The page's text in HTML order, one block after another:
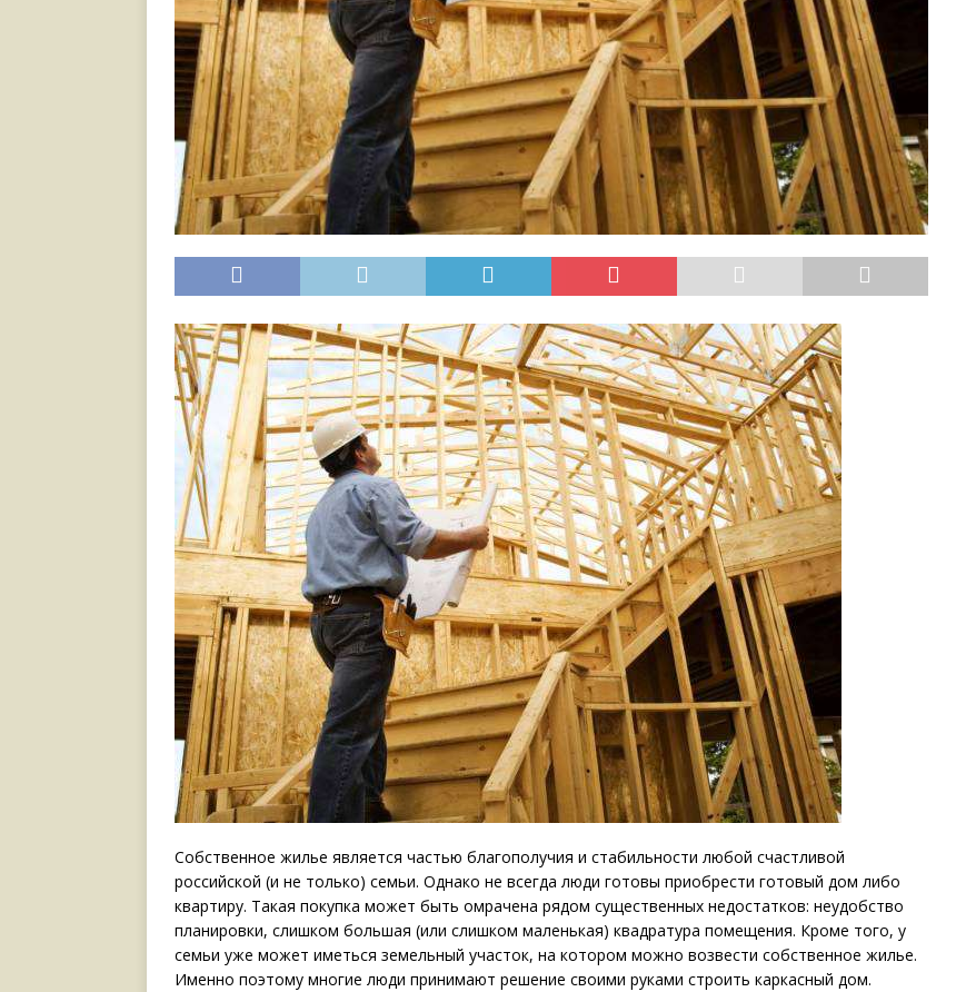
Собственное жилье является частью благополучия и стабильности любой счастливой
российской (и не только) семьи. Однако не всегда люди готовы приобрести готовый дом либо
квартиру. Такая покупка может быть омрачена рядом существенных недостатков: неудобство
планировки, слишком большая (или слишком маленькая) квадратура помещения. Кроме того, у
семьи уже может иметься земельный участок, на котором можно возвести собственное жилье.
Именно поэтому многие люди принимают решение своими руками строить каркасный дом.